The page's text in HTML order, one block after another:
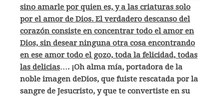
sino amarle por quien es, y a las criaturas solo
por el amor de Dios. El verdadero descanso del
corazón consiste en concentrar todo el amor en
Dios, sin desear ninguna otra cosa encontrando
en ese amor todo el gozo, toda la felicidad, todas
las delicias…. ¡Oh alma mía, portadora de la
noble imagen deDios, que fuiste rescatada por la
sangre de Jesucristo, y que te convertiste en su